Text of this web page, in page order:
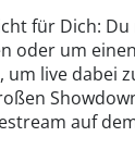
für Dich:
oder um
, um live dabei
auf